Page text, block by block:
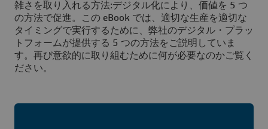
雑さを取り入れる方法:デジタル化により、価値を 5 つ
の方法で促進。この eBook では、適切な生産を適切な
タイミングで実行するために、弊社のデジタル・プラッ
トフォームが提供する 5 つの方法をご説明していま
す。再び意欲的に取り組むために何が必要なのかご覧く
ださい。